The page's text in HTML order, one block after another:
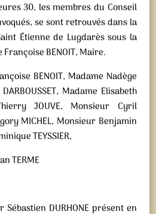
30, les membres du Conseil
se sont retrouvés dans la
Étienne de Lugdarès sous la
BENOIT, Maire.
BENOIT, Madame Nadège
Madame Elisabeth
JOUVE, Monsieur Cyril
MICHEL, Monsieur Benjamin
TEYSSIER,
TERME
Sébastien DURHONE présent en